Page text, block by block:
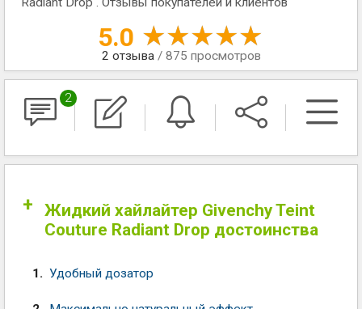
5.0
2 отзыва / 875 просмотров
2
Жидкий хайлайтер Givenchy Teint
Couture Radiant Drop достоинства
Удобный дозатор